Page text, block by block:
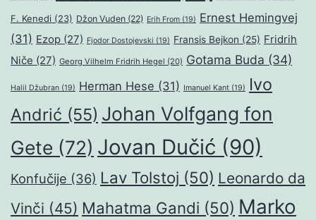
F. Kenedi (23) Džon Vuden (22) Erih From (19) Ernest Hemingvej
(31) Ezop (27) Fjodor Dostojevski (19) Fransis Bejkon (25) Fridrih
Niče (27) Georg Vilhelm Fridrih Hegel (20) Gotama Buda (34)
Halil Džubran (19) Herman Hese (31) Imanuel Kant (19)
Ivo
Andrić (55) Johan Volfgang fon
Gete (72) Jovan Dučić (90)
Konfučije (36) Lav Tolstoj (50) Leonardo da
Vinči (45) Mahatma Gandi (50) Marko